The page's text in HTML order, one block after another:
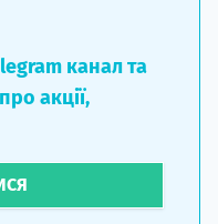
канал та
акції,